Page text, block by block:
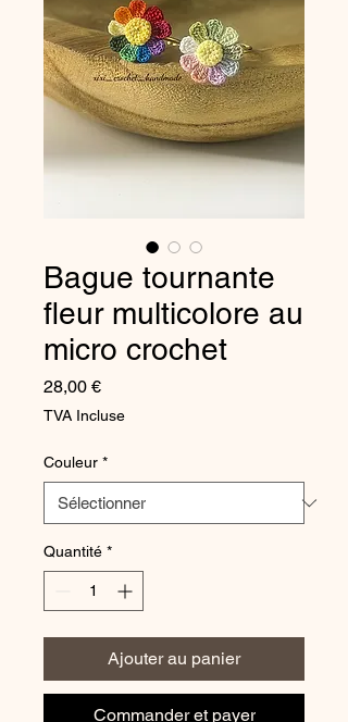
Bague tournante
fleur multicolore au
micro crochet
28,00 €Prix
TVA Incluse
Couleur *
Quantité *
Ajouter au panier
Commander et payer